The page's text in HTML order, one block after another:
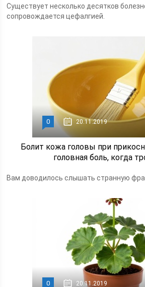
Существует несколько десятков
сопровождается цефалгией.
0 20.11.2019
Болит кожа головы при
головная боль, когда
Вам доводилось слышать странную
0 20.11.2019